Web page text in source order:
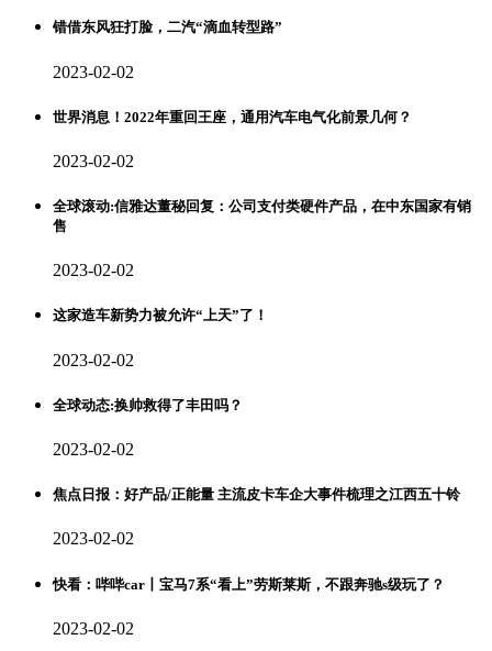
错借东风狂打脸，二汽“滴血转型路”
2023-02-02
世界消息！2022年重回王座，通用汽车电气化前景几何？
2023-02-02
全球滚动:信雅达董秘回复：公司支付类硬件产品，在中东国家有销
售
2023-02-02
这家造车新势力被允许“上天”了！
2023-02-02
全球动态:换帅救得了丰田吗？
2023-02-02
焦点日报：好产品/正能量 主流皮卡车企大事件梳理之江西五十铃
2023-02-02
快看：哔哔car丨宝马7系“看上”劳斯莱斯，不跟奔驰s级玩了？
2023-02-02